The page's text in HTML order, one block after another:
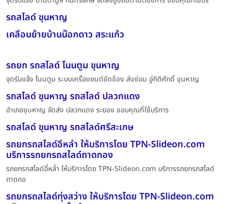
รถสไลด์ ขุนหาญ
เคลื่อนย้ายบ้านน๊อกดาว สระแก้ว
รถยก รถสไลด์ โนนตูม ขุนหาญ
จุดรับแจ้ง โนนตูม ระบบเครื่องยนต์ขัดข้อง ส่งซ่อม อู่กิติศักดิ์ ขุนหาญ
รถสไลด์ ขุนหาญ รถสไลด์ ปลวกแดง
อำเภอขุนหาญ จัดส่ง ปลวกแดง ระยอง ขอบคุณที่ใช้บริการ
รถสไลด์ ขุนหาญ รถสไลด์ศรีสะเกษ
รถยกรถสไลด์อี่หล่ำ ให้บริการโดย TPN-Slideon.com
บริการรถยกรถสไลด์ถาดกอง
รถยกรถสไลด์อี่หล่ำ ให้บริการโดย TPN-Slideon.com บริการรถยกรถสไลด์
ถาดกอ
รถยกรถสไลด์ทุ่งสว่าง ให้บริการโดย TPN-Slideon.com